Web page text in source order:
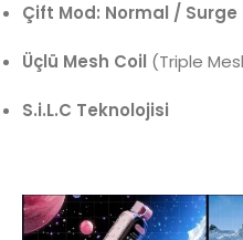
Çift Mod: Normal / Surge
Üçlü Mesh Coil (Triple
S.i.L.C Teknolojisi